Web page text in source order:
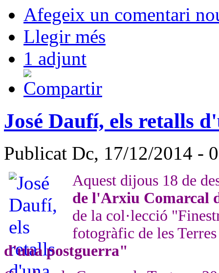
Afegeix un comentari
Llegir més
1 adjunt
José Daufí, els retalls
Publicat Dc, 17/12/2014 -
Aquest dijous 18 de
de l'Arxiu Comarcal
de la col·lecció
fotogràfic de les
d'una postguerra"